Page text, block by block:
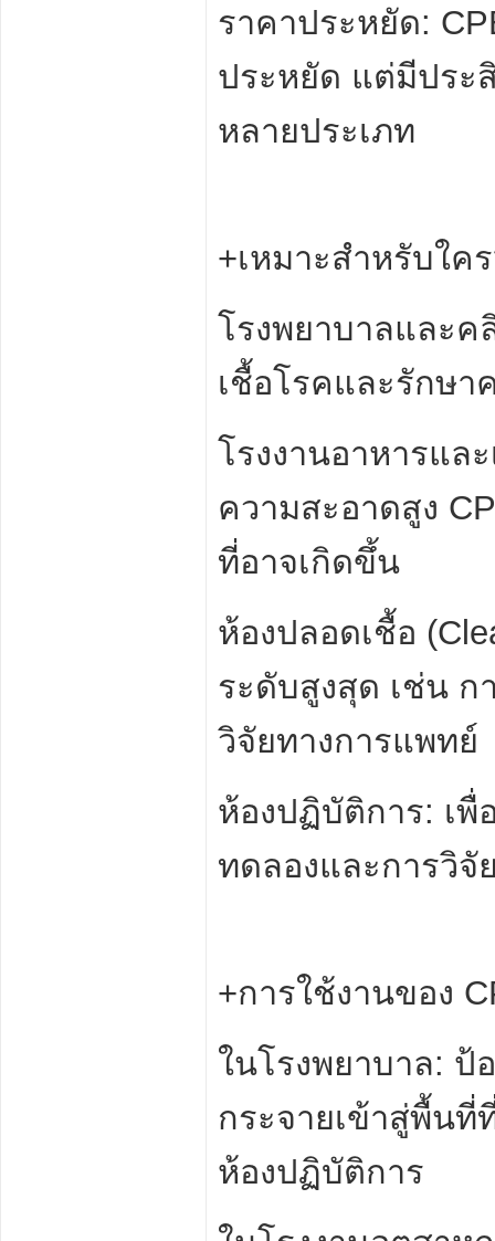
ราคาประหยัด:
ประหยัด แต่มีประ
หลายประเภท
+เหมาะสำหรับใค
โรงพยาบาลและค
เชื้อโรคและรักษ
โรงงานอาหารแล
ความสะอาดสูง
ที่อาจเกิดขึ้น
ห้องปลอดเชื้อ
ระดับสูงสุด เช่น
วิจัยทางการแพทย์
ห้องปฏิบัติการ: เพื่
ทดลองและการวิจั
+การใช้งานของ
ในโรงพยาบาล: ป้
กระจายเข้าสู่พื้นที่
ห้องปฏิบัติการ